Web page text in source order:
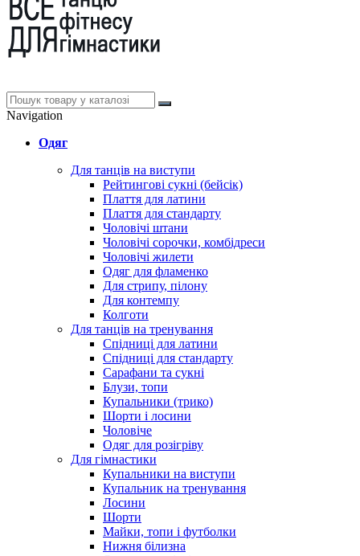
Navigation
Одяг
Для танців на виступи
Рейтингові сукні (бейсік)
Плаття для латини
Плаття для стандарту
Чоловічі штани
Чоловічі сорочки, комбідреси
Чоловічі жилети
Одяг для фламенко
Для стрипу, пілону
Для контемпу
Колготи
Для танців на тренування
Спідниці для латини
Спідниці для стандарту
Сарафани та сукні
Блузи, топи
Купальники (трико)
Шорти і лосини
Чоловіче
Одяг для розігріву
Для гімнастики
Купальники на виступи
Купальник на тренування
Лосини
Шорти
Майки, топи і футболки
Нижня білизна